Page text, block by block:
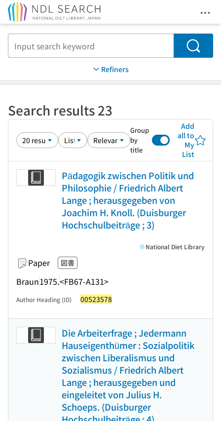
Search
Refiners
Search results 23
Group
by
title
Add
all to
My
List
Pädagogik zwischen Politik und
Philosophie / Friedrich Albert
Lange ; herausgegeben von
Joachim H. Knoll. (Duisburger
Hochschulbeiträge ; 3)
Paper 図書
Braun1975.<FB67-A131>
National Diet Library
Author Heading (ID) 00523578
Die Arbeiterfrage ; Jedermann
Hauseigenthümer : Sozialpolitik
zwischen Liberalismus und
Sozialismus / Friedrich Albert
Lange ; herausgegeben und
eingeleitet von Julius H.
Schoeps. (Duisburger